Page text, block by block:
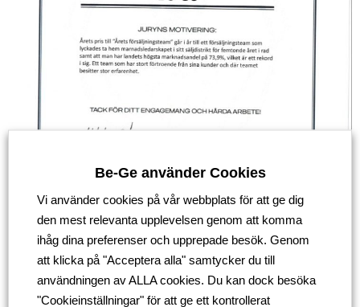
Be-Ge använder Cookies
Vi använder cookies på vår webbplats för att ge dig
den mest relevanta upplevelsen genom att komma
ihåg dina preferenser och upprepade besök. Genom
att klicka på "Acceptera alla" samtycker du till
användningen av ALLA cookies. Du kan dock besöka
"Cookieinställningar" för att ge ett kontrollerat